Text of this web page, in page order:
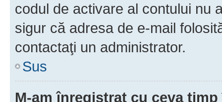
codul de activare al contului nu
sigur că adresa de e-mail
contactaţi un administrator.
Sus
M-am înregistrat cu ceva